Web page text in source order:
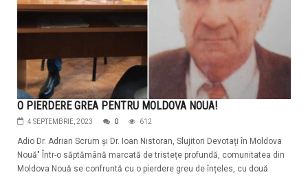
O PIERDERE GREA PENTRU MOLDOVA NOUA!
4 SEPTEMBRIE, 2023 0 612
Adio Dr. Adrian Scrum și Dr. Ioan Nistoran, Slujitori Devotați în Moldova
Nouă" Într-o săptămână marcată de tristețe profundă, comunitatea din
Moldova Nouă se confruntă cu o pierdere greu de înțeles, cu două